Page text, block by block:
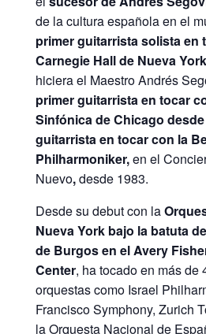
de la cultura española en el
primer guitarrista solista en
Carnegie Hall de Nueva York
hiciera el Maestro Andrés
primer guitarrista en tocar
Sinfónica de Chicago desde
guitarrista en tocar con la
Philharmoniker,en el
Nuevo,desde 1983.
Desde su debut con la
Nueva York bajo la batuta
de Burgos en el Avery
Center, ha tocado en más de
orquestas como Israel
Francisco Symphony, Zurich
la Orquesta Nacional de